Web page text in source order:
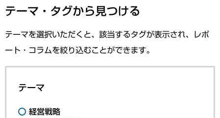
テーマ・タグから見つける
テーマを選択いただくと、該当するタグが表示され、レポ
ート・コラムを絞り込むことができます。
テーマ
経営戦略